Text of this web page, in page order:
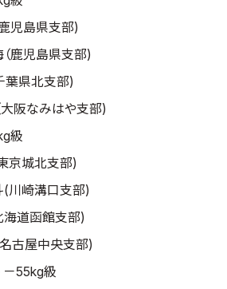
児島県支部)
鹿児島県支部)
葉県北支部)
なみはや支部)
級
京城北支部)
崎溝口支部)
道函館支部)
中央支部)
－55kg級